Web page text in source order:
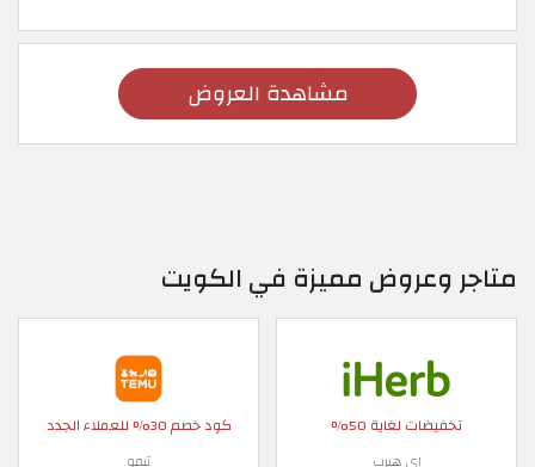
مشاهدة العروض
متاجر وعروض مميزة في الكويت
تخفيضات لغاية 50%
اي هيرب
كود خصم 30% للعملاء الجدد
تيمو